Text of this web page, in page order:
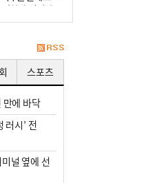
에는 놓치기 쉬
바로 성급한 치
스포츠
만에 바닥
러시’ 전
널 옆에 선